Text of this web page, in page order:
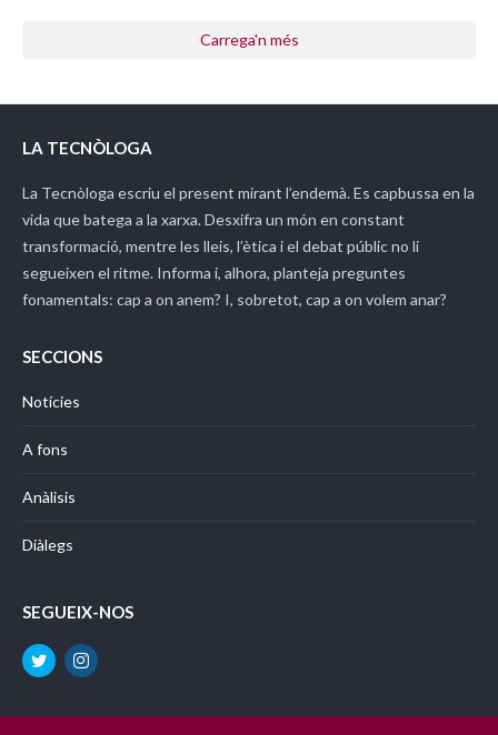
Carrega'n més
LA TECNÒLOGA
La Tecnòloga escriu el present mirant l’endemà. Es capbussa en la
vida que batega a la xarxa. Desxifra un món en constant
transformació, mentre les lleis, l’ètica i el debat públic no li
segueixen el ritme. Informa i, alhora, planteja preguntes
fonamentals: cap a on anem? I, sobretot, cap a on volem anar?
SECCIONS
Notícies
A fons
Anàlisis
Diàlegs
SEGUEIX-NOS